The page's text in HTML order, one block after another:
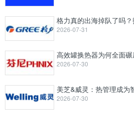
格力真的出海掉队了吗
2026-07-31
高效罐换热器为何全面
2026-07-30
美芝&威灵：热管理成为
2026-07-30